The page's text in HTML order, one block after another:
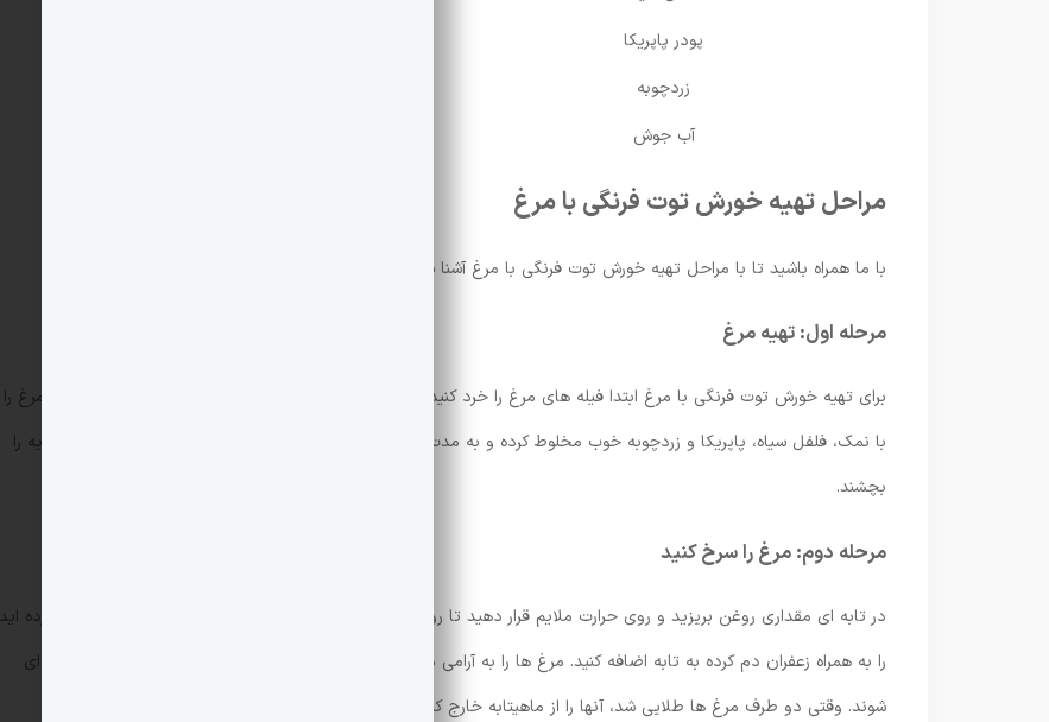
پودر پاپریکا
زردچوبه
آب جوش
مراحل تهیه خورش توت فرنگی با مرغ
با ما همراه باشید تا با مراحل تهیه خورش توت فرنگی با مرغ آشنا شوید.
مرحله اول: تهیه مرغ
برای تهیه خورش توت فرنگی با مرغ ابتدا فیله های مرغ را خرد کنید. می توانید از کل فیله نیز استفاده کنید. سپس فیله های مرغ را
با نمک، فلفل سیاه، پاپریکا و زردچوبه خوب مخلوط کرده و به مدت 30 دقیقه تا 1 ساعت در یخچال قرار دهید تا طعم ادویه را
بچشند.
مرحله دوم: مرغ را سرخ کنید
در تابه ای مقداری روغن بریزید و روی حرارت ملایم قرار دهید تا روغن داغ شود. سپس فیله های مرغ را که از قبل چاشنی کرده اید
را به همراه زعفران دم کرده به تابه اضافه کنید. مرغ ها را به آرامی در تابه برگردانید تا همه قسمت ها به طور یکنواخت قهوه ای
شوند. وقتی دو طرف مرغ ها طلایی شد، آنها را از ماهیتابه خارج کنید.